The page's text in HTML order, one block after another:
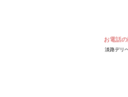
お電話
淡路デリ